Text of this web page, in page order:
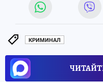
КРИМИНАЛ